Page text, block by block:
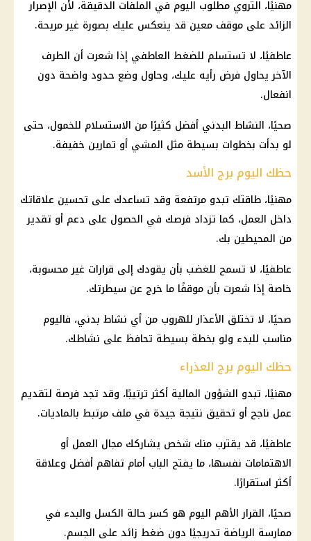
مهنيًا، التروي مطلوب اليوم في الملفات الدقيقة، لأن الإصرار
الزائد على موقف معين قد ينعكس عليك بصورة غير مريحة.
عاطفيًا، لا تستسلم للضغط العاطفي إذا شعرت أن الطرف
الآخر يحاول فرض رأيه عليك، وحاول وضع حدود واضحة دون
انفعال.
صحيًا، النشاط البدني أفضل كثيرًا من الاستسلام للخمول، حتى
لو بدأت بخطوات بسيطة مثل المشي أو تمارين خفيفة.
حظك اليوم برج الأسد
مهنيًا، طاقتك تبدو مرتفعة وقد تساعدك على تحسين علاقاتك
داخل العمل، كما تزداد فرصك في الحصول على دعم أو تقدير
من المحيطين بك.
عاطفيًا، لا تسمح للغضب بأن يقودك إلى قرارات غير محسوبة،
خاصة إذا شعرت بأن موقفًا ما خرج عن سيطرتك.
صحيًا، لا تختلق الأعذار للهروب من أي نشاط بدني، فاليوم
مناسب للبدء ولو بخطة بسيطة تحافظ على نشاطك.
حظك اليوم برج العذراء
مهنيًا، تبدو الشؤون المالية أكثر ترتيبًا، وقد تجد فرصة لتقديم
عمل ناجح أو تحقيق نتيجة جيدة في ملف مرتبط بالماديات.
عاطفيًا، قد يقترب منك شخص يشاركك مجال العمل أو
الاهتمامات نفسها، ما يفتح الباب أمام تفاهم أفضل وعلاقة
أكثر استقرارًا.
صحيًا، القرار الأهم اليوم هو كسر حالة الكسل والبدء في
ممارسة الرياضة تدريجيًا دون ضغط زائد على الجسم.